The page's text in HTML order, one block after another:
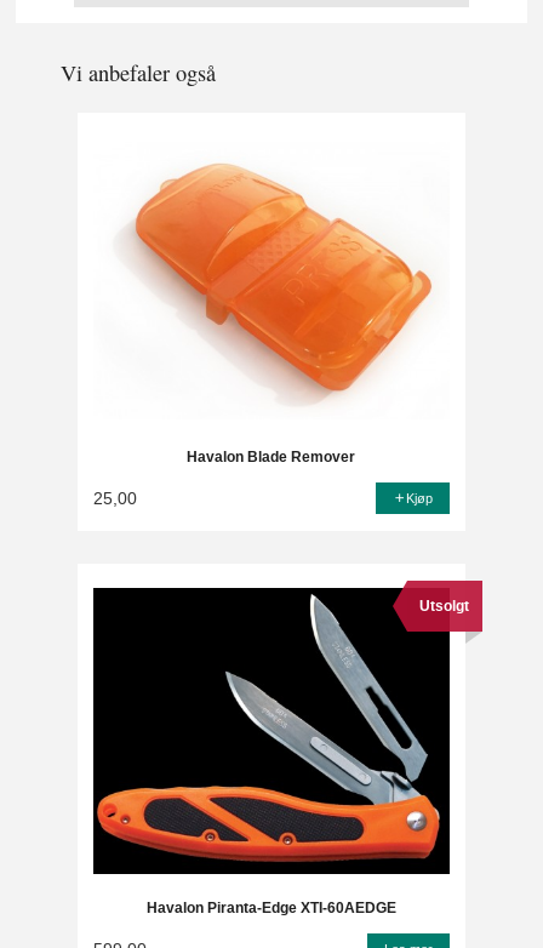
Vi anbefaler også
Havalon Blade Remover
25,00 Kjøp
Havalon Piranta-Edge XTI-60AEDGE
Utsolgt